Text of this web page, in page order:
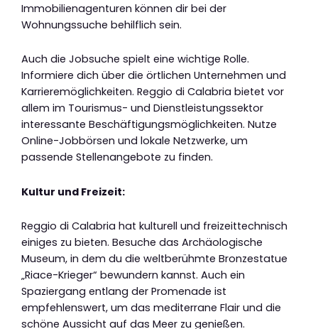
Immobilienagenturen können dir bei der
Wohnungssuche behilflich sein.
Auch die Jobsuche spielt eine wichtige Rolle.
Informiere dich über die örtlichen Unternehmen und
Karrieremöglichkeiten. Reggio di Calabria bietet vor
allem im Tourismus- und Dienstleistungssektor
interessante Beschäftigungsmöglichkeiten. Nutze
Online-Jobbörsen und lokale Netzwerke, um
passende Stellenangebote zu finden.
Kultur und Freizeit:
Reggio di Calabria hat kulturell und freizeittechnisch
einiges zu bieten. Besuche das Archäologische
Museum, in dem du die weltberühmte Bronzestatue
„Riace-Krieger“ bewundern kannst. Auch ein
Spaziergang entlang der Promenade ist
empfehlenswert, um das mediterrane Flair und die
schöne Aussicht auf das Meer zu genießen.